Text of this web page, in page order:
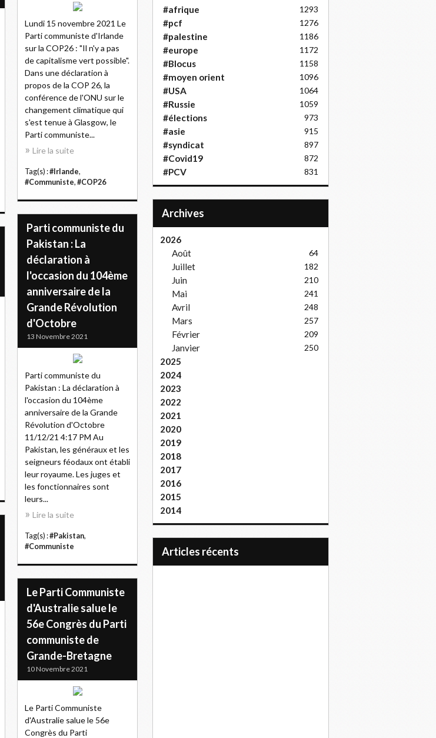
Lundi 15 novembre 2021 Le
Parti communiste d'Irlande
sur la COP26 : "Il n'y a pas
de capitalisme vert possible".
Dans une déclaration à
propos de la COP 26, la
conférence de l'ONU sur le
changement climatique qui
s'est tenue à Glasgow, le
Parti communiste...
Lire la suite
Tag(s) :#Irlande,
#Communiste, #COP26
Parti communiste du
Pakistan : La
déclaration à
l'occasion du 104ème
anniversaire de la
Grande Révolution
d'Octobre
13 Novembre 2021
Parti communiste du
Pakistan : La déclaration à
l'occasion du 104ème
anniversaire de la Grande
Révolution d'Octobre
11/12/21 4:17 PM Au
Pakistan, les généraux et les
seigneurs féodaux ont établi
leur royaume. Les juges et
les fonctionnaires sont
leurs...
Lire la suite
Tag(s) :#Pakistan,
#Communiste
Le Parti Communiste
d'Australie salue le
56e Congrès du Parti
communiste de
Grande-Bretagne
10 Novembre 2021
Le Parti Communiste
d'Australie salue le 56e
Congrès du Parti
#afrique 1293
#pcf 1276
#palestine 1186
#europe 1172
#Blocus 1158
#moyen orient 1096
#USA 1064
#Russie 1059
#élections 973
#asie 915
#syndicat 897
#Covid19 872
#PCV 831
Archives
2026
Août
64
Juillet 182
Juin 210
Mai 241
Avril 248
Mars 257
Février 209
Janvier 250
2025
2024
2023
2022
2021
2020
2019
2018
2017
2016
2015
2014
articles récents